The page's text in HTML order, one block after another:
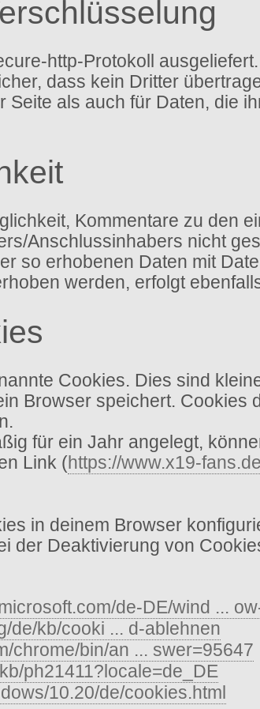
http-Protokoll
dass kein Dritter
Seite als auch für Daten, die
Kommentare zu den
Anschlussinhabers nicht
so erhobenen Daten mit
werden, erfolgt
Cookies. Dies sind
Browser speichert.
für ein Jahr angelegt,
Link (https://www.x19-
in deinem Browser
der Deaktivierung von
de-DE/wind ...
de/kb/cooki ... d-ablehnen
chrome/bin/an ... swer=95647
ph21411?locale=de_DE
10.20/de/cookies.html